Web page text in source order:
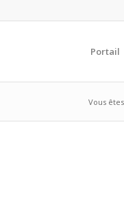
Portail
Vous